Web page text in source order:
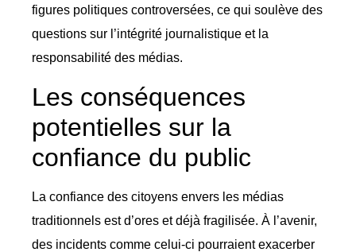
figures politiques controversées, ce qui soulève des
questions sur l’intégrité journalistique et la
responsabilité des médias.
Les conséquences
potentielles sur la
confiance du public
La confiance des citoyens envers les médias
traditionnels est d’ores et déjà fragilisée. À l’avenir,
des incidents comme celui-ci pourraient exacerber